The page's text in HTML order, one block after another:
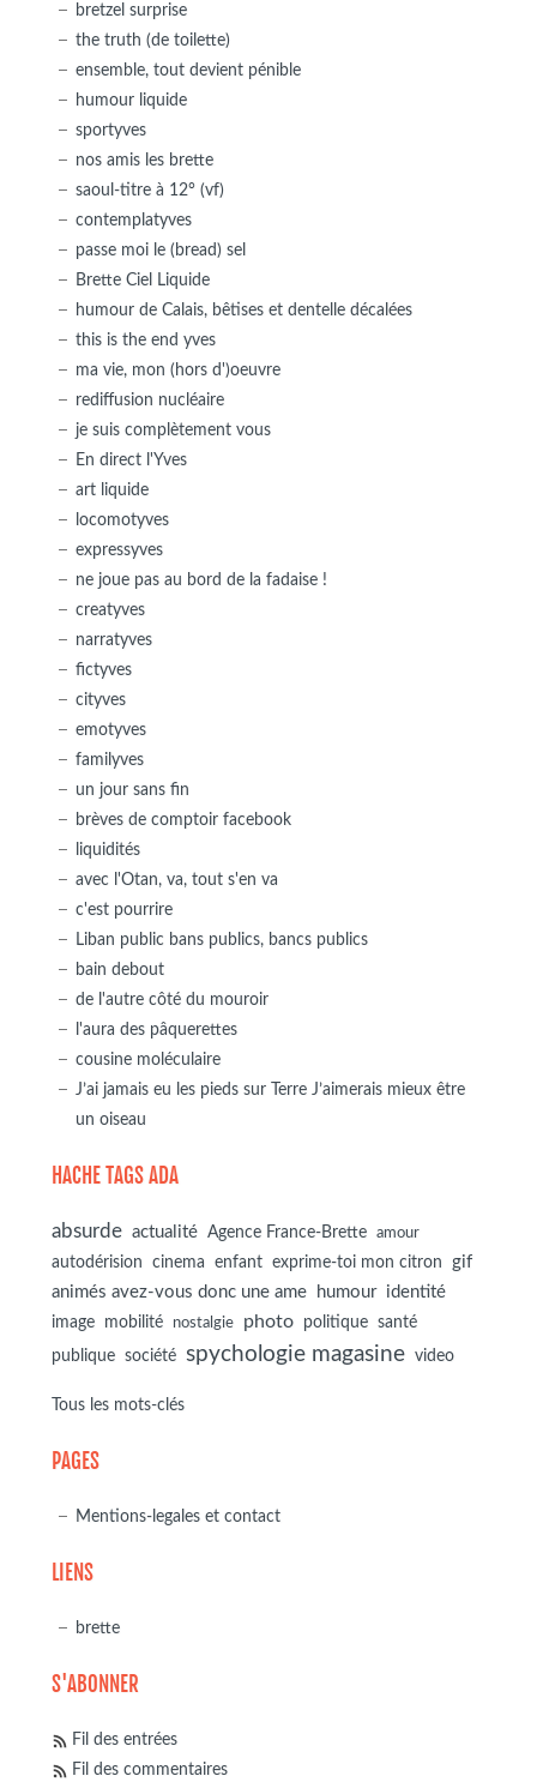
bretzel surprise
the truth (de toilette)
ensemble, tout devient pénible
humour liquide
sportyves
nos amis les brette
saoul-titre à 12° (vf)
contemplatyves
passe moi le (bread) sel
Brette Ciel Liquide
humour de Calais, bêtises et dentelle décalées
this is the end yves
ma vie, mon (hors d')oeuvre
rediffusion nucléaire
je suis complètement vous
En direct l'Yves
art liquide
locomotyves
expressyves
ne joue pas au bord de la fadaise !
creatyves
narratyves
fictyves
cityves
emotyves
familyves
un jour sans fin
brèves de comptoir facebook
liquidités
avec l'Otan, va, tout s'en va
c'est pourrire
Liban public bans publics, bancs publics
bain debout
de l'autre côté du mouroir
l'aura des pâquerettes
cousine moléculaire
J’ai jamais eu les pieds sur Terre J’aimerais mieux être
un oiseau
HACHE TAGS ADA
absurde actualité Agence France-Brette amour
autodérision cinema enfant exprime-toi mon citron
gif
animés avez-vous donc une ame
humour identité
image mobilité nostalgie photo politique
santé
publique
société spychologie magasine video
Tous les mots-clés
PAGES
Mentions-legales et contact
LIENS
brette
S'ABONNER
Fil des entrées
Fil des commentaires